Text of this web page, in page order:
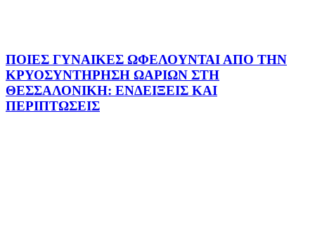
ΠΟΙΕΣ ΓΥΝΑΙΚΕΣ ΩΦΕΛΟΥΝΤΑΙ ΑΠΟ ΤΗΝ
ΚΡΥΟΣΥΝΤΗΡΗΣΗ ΩΑΡΙΩΝ ΣΤΗ
ΘΕΣΣΑΛΟΝΙΚΗ: ΕΝΔΕΙΞΕΙΣ ΚΑΙ
ΠΕΡΙΠΤΩΣΕΙΣ